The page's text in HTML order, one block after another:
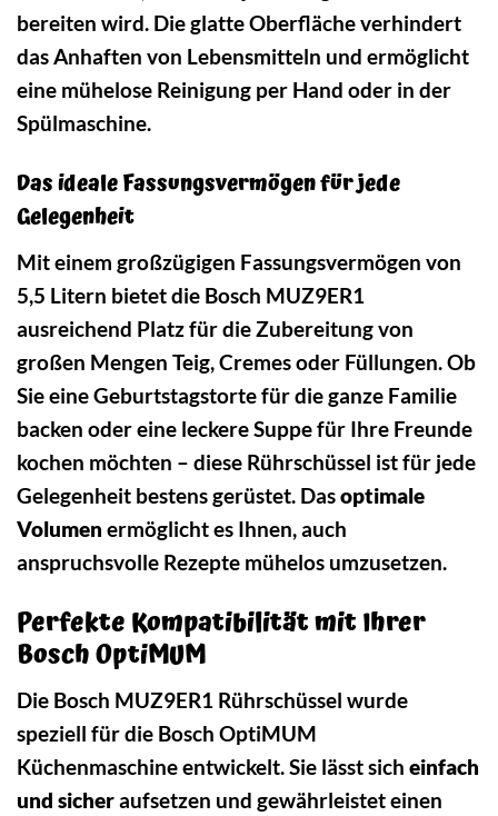
bereiten wird. Die glatte Oberfläche verhindert
das Anhaften von Lebensmitteln und ermöglicht
eine mühelose Reinigung per Hand oder in der
Spülmaschine.
Das ideale Fassungsvermögen für jede
Gelegenheit
Mit einem großzügigen Fassungsvermögen von
5,5 Litern bietet die Bosch MUZ9ER1
ausreichend Platz für die Zubereitung von
großen Mengen Teig, Cremes oder Füllungen. Ob
Sie eine Geburtstagstorte für die ganze Familie
backen oder eine leckere Suppe für Ihre Freunde
kochen möchten – diese Rührschüssel ist für jede
Gelegenheit bestens gerüstet. Dasoptimale
Volumen ermöglicht es Ihnen, auch
anspruchsvolle Rezepte mühelos umzusetzen.
Perfekte Kompatibilität mit Ihrer
Bosch OptiMUM
Die Bosch MUZ9ER1 Rührschüssel wurde
speziell für die Bosch OptiMUM
Küchenmaschine entwickelt. Sie lässt sich einfach
und sicheraufsetzen und gewährleistet einen